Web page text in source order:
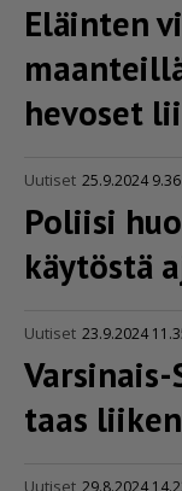
Eläinten
hevoset
Uutiset 25.9.2024 9.36
Poliisi
käytöstä
Uutiset 23.9.2024
taas
Uutiset 29.8.2024